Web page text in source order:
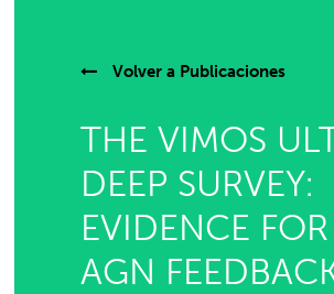
Volver a Publicaciones
THE VIMOS
DEEP SURVEY:
EVIDENCE FOR
AGN